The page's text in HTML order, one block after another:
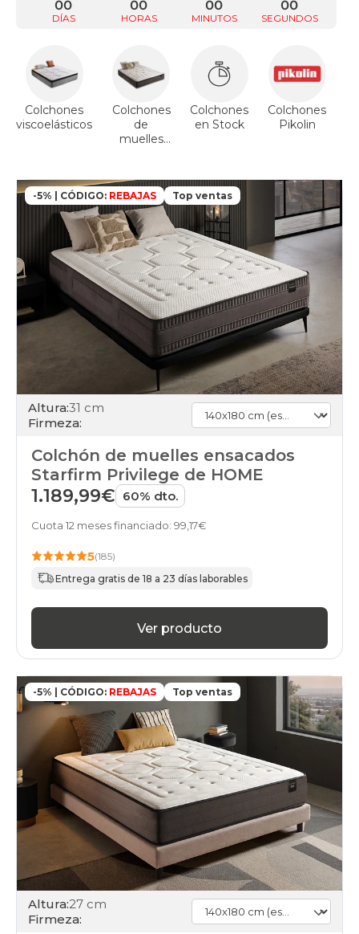
DÍAS
00
HORAS
00
MINUTOS
00
SEGUNDOS
00
Colchones
viscoelásticos
Colchones
de
muelles
Colchones
en Stock
Colchones
Pikolin
-5% | CÓDIGO: REBAJAS Top ventas
Altura:31 cm
Firmeza:
Colchón de muelles ensacados
Starfirm Privilege de HOME
1.189,99€ 60% dto.
Cuota 12 meses financiado: 99,17€
5(185)
Entrega gratis de 18 a 23 días laborables
Ver producto
-5% | CÓDIGO: REBAJAS Top ventas
Altura:27 cm
Firmeza: